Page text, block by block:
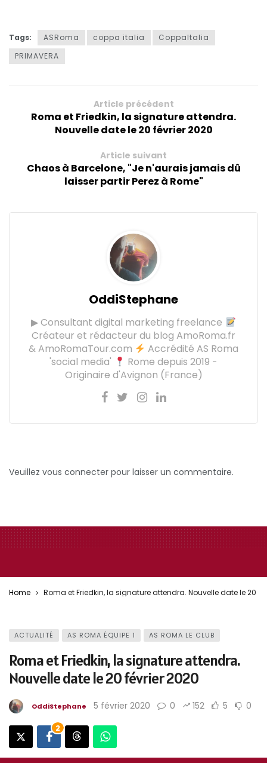
Tags: ASRoma coppa italia
CoppaItalia
PRIMAVERA
Article précédent
Roma et Friedkin, la signature attendra.
Nouvelle date le 20 février 2020
Article suivant
Chaos à Barcelone, "Je n'aurais jamais dû
laisser partir Perez à Rome"
OddiStephane
▶ Consultant digital marketing freelance
Créateur et rédacteur du blog AmoRoma.fr
& AmoRomaTour.com
Accrédité AS Roma
'social media'
Rome depuis 2019 -
Originaire d'Avignon (France)
Veuillez vous connecter pour laisser un commentaire.
Home Roma et Friedkin, la signature attendra. Nouvelle date le 20
ACTUALITÉ AS ROMA ÉQUIPE 1 AS ROMA LE CLUB
Roma et Friedkin, la signature attendra.
Nouvelle date le 20 février 2020
OddiStephane 5 février 2020 0 153 5 0
2